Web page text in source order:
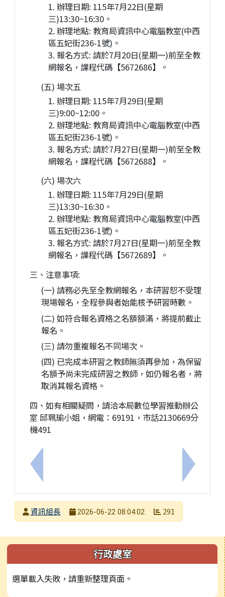
上一筆：忠義國小重要公告：06/26（五）停班停課
1. 辦理日期: 115年7月22日(星期
三)13:30~16:30。
2. 辦理地點: 教育局資訊中心電腦教室(中西
區五妃街236-1號)。
3. 報名方式: 請於7月20日(星期一)前至全教
網報名，課程代碼【5672686】。
(五) 場次五
1. 辦理日期: 115年7月29日(星期
三)9:00~12:00。
2. 辦理地點: 教育局資訊中心電腦教室(中西
區五妃街236-1號)。
3. 報名方式: 請於7月27日(星期一)前至全教
網報名，課程代碼【5672688】。
(六) 場次六
1. 辦理日期: 115年7月29日(星期
三)13:30~16:30。
2. 辦理地點: 教育局資訊中心電腦教室(中西
區五妃街236-1號)。
3. 報名方式: 請於7月27日(星期一)前至全教
網報名，課程代碼【5672689】。
三、注意事項:
(一) 請務必先至全教網報名，本研習恕不受理
現場報名，全程參與者始能核予研習時數。
(二) 如符合報名資格之名額額滿，將提前截止
報名。
(三) 請勿重複報名不同場次。
(四) 已完成本研習之教師無須再參加，為保留
名額予尚未完成研習之教師，如仍報名者，將
取消其報名資格。
四、如有相關疑問，請洽本局數位學習推動辦公
室 邱珮瑜小姐，網電：69191，市話2130669分
機491
下一筆：
發布者
資訊組長
2026-06-22 08:04:02 291
左邊區域內容 行政處室
選單載入失敗，請重新整理頁面。